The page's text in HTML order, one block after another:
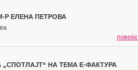
Р ЕЛЕНА ПЕТРОВА
повеќе
НА ТЕМА Е-ФАКТУРА